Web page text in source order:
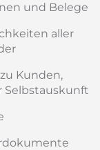
und Belege
aller
Kunden,
Selbstauskunft